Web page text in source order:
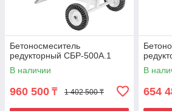
Бетоносмеситель
редукторный СБР-500А.1
В наличии
960 500 ₸ 1 402 500 ₸
В
654